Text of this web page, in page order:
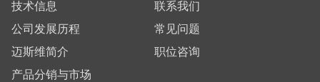
技术信息
公司发展历程
迈斯维简介
产品分销与市场
联系我们
常见问题
职位咨询